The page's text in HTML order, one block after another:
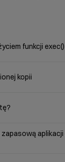
funkcji exec()
kopii
aplikacji